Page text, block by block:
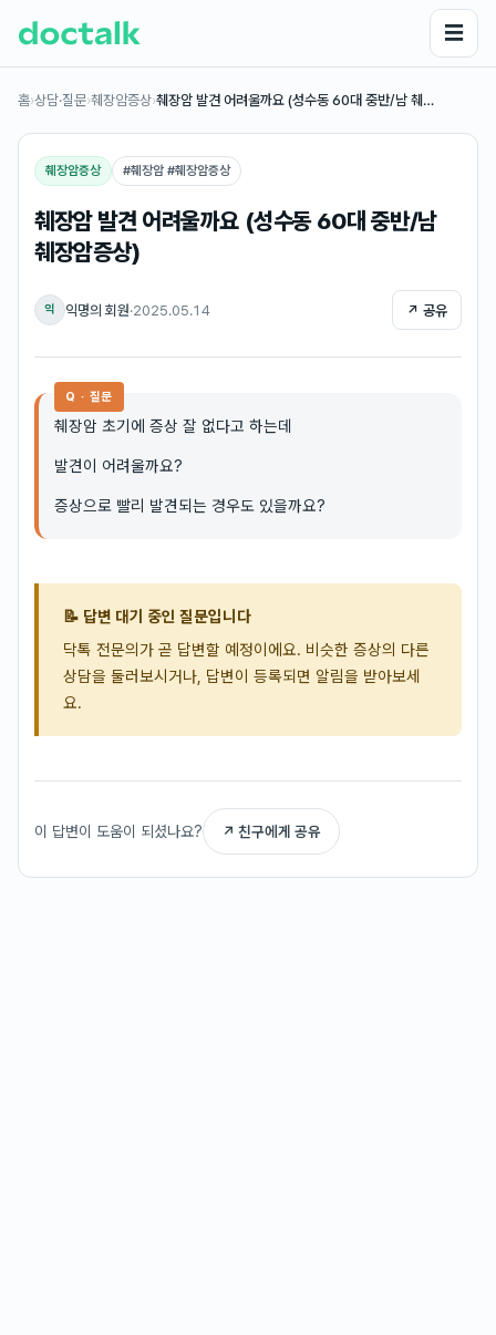
☰
홈›상담·질문›췌장암증상›췌장암 발견 어려울까요 (성수동 60대 중반/남 췌…
췌장암증상 #췌장암 #췌장암증상
췌장암 발견 어려울까요 (성수동 60대 중반/남
췌장암증상)
익 익명의 회원·2025.05.14 ↗ 공유
Q · 질문
췌장암 초기에 증상 잘 없다고 하는데
발견이 어려울까요?
증상으로 빨리 발견되는 경우도 있을까요?
📝 답변 대기 중인 질문입니다
닥톡 전문의가 곧 답변할 예정이에요. 비슷한 증상의 다른
상담을 둘러보시거나, 답변이 등록되면 알림을 받아보세
요.
이 답변이 도움이 되셨나요? ↗ 친구에게 공유